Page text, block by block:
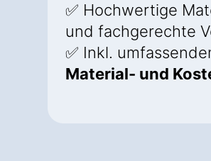
✅ Hochwertige
und fachgerechte
✅ Inkl.
Material- und